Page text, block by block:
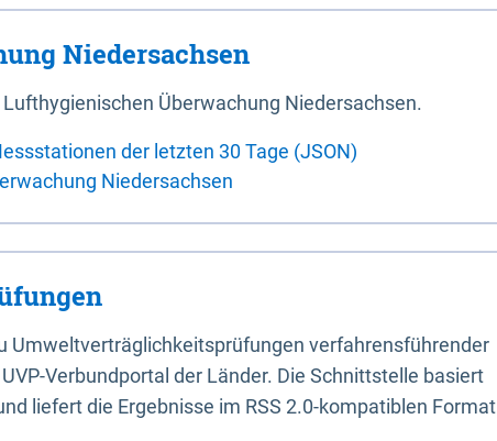
Niedersachsen
Überwachung Niedersachsen.
der letzten 30 Tage (JSON)
Niedersachsen
Umweltverträglichkeitsprüfungen verfahrensführender
Verbundportal der Länder. Die Schnittstelle basiert
liefert die Ergebnisse im RSS 2.0-kompatiblen Format